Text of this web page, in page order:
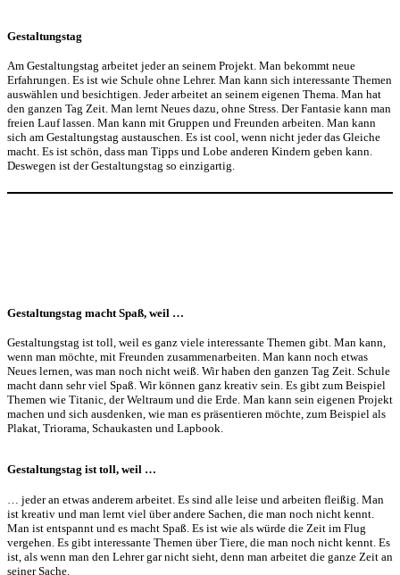
Gestaltungstag
Am Gestaltungstag arbeitet jeder an seinem Projekt. Man bekommt neue
Erfahrungen. Es ist wie Schule ohne Lehrer. Man kann sich interessante Themen
auswählen und besichtigen. Jeder arbeitet an seinem eigenen Thema. Man hat
den ganzen Tag Zeit. Man lernt Neues dazu, ohne Stress. Der Fantasie kann man
freien Lauf lassen. Man kann mit Gruppen und Freunden arbeiten. Man kann
sich am Gestaltungstag austauschen. Es ist cool, wenn nicht jeder das Gleiche
macht. Es ist schön, dass man Tipps und Lobe anderen Kindern geben kann.
Deswegen ist der Gestaltungstag so einzigartig.
Gestaltungstag macht Spaß, weil …
Gestaltungstag ist toll, weil es ganz viele interessante Themen gibt. Man kann,
wenn man möchte, mit Freunden zusammenarbeiten. Man kann noch etwas
Neues lernen, was man noch nicht weiß. Wir haben den ganzen Tag Zeit. Schule
macht dann sehr viel Spaß. Wir können ganz kreativ sein. Es gibt zum Beispiel
Themen wie Titanic, der Weltraum und die Erde. Man kann sein eigenen Projekt
machen und sich ausdenken, wie man es präsentieren möchte, zum Beispiel als
Plakat, Triorama, Schaukasten und Lapbook.
Gestaltungstag ist toll, weil …
… jeder an etwas anderem arbeitet. Es sind alle leise und arbeiten fleißig. Man
ist kreativ und man lernt viel über andere Sachen, die man noch nicht kennt.
Man ist entspannt und es macht Spaß. Es ist wie als würde die Zeit im Flug
vergehen. Es gibt interessante Themen über Tiere, die man noch nicht kennt. Es
ist, als wenn man den Lehrer gar nicht sieht, denn man arbeitet die ganze Zeit an
seiner Sache.